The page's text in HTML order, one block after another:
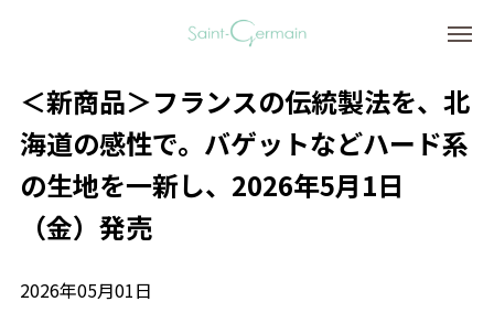
＜新商品＞フランスの伝統製法を、北
海道の感性で。バゲットなどハード系
の生地を一新し、2026年5月1日
（金）発売
2026年05月01日